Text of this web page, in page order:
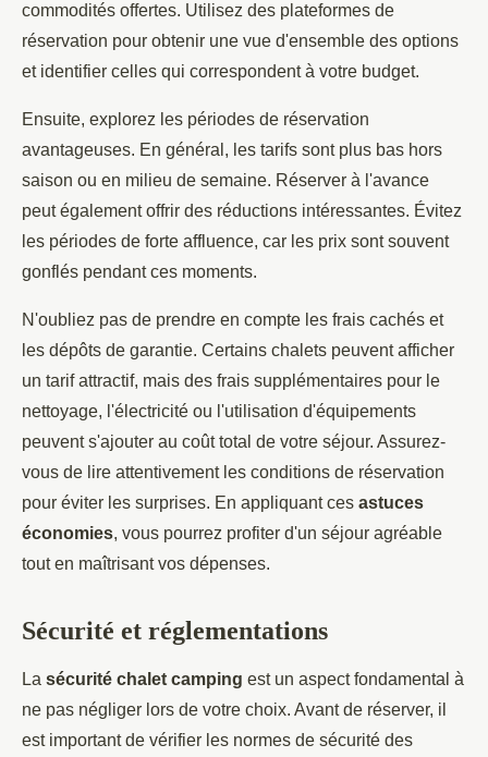
commodités offertes. Utilisez des plateformes de
réservation pour obtenir une vue d'ensemble des options
et identifier celles qui correspondent à votre budget.
Ensuite, explorez les périodes de réservation
avantageuses. En général, les tarifs sont plus bas hors
saison ou en milieu de semaine. Réserver à l'avance
peut également offrir des réductions intéressantes. Évitez
les périodes de forte affluence, car les prix sont souvent
gonflés pendant ces moments.
N'oubliez pas de prendre en compte les frais cachés et
les dépôts de garantie. Certains chalets peuvent afficher
un tarif attractif, mais des frais supplémentaires pour le
nettoyage, l'électricité ou l'utilisation d'équipements
peuvent s'ajouter au coût total de votre séjour. Assurez-
vous de lire attentivement les conditions de réservation
pour éviter les surprises. En appliquant ces astuces
économies, vous pourrez profiter d'un séjour agréable
tout en maîtrisant vos dépenses.
Sécurité et réglementations
La sécurité chalet camping est un aspect fondamental à
ne pas négliger lors de votre choix. Avant de réserver, il
est important de vérifier les normes de sécurité des